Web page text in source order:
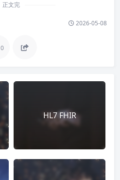
正文完
2026-05-08
0
HL7 FHIR